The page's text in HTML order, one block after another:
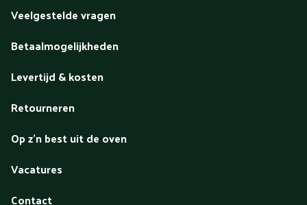
Veelgestelde vragen
Betaalmogelijkheden
Levertijd & kosten
Retourneren
Op z'n best uit de oven
Vacatures
Contact